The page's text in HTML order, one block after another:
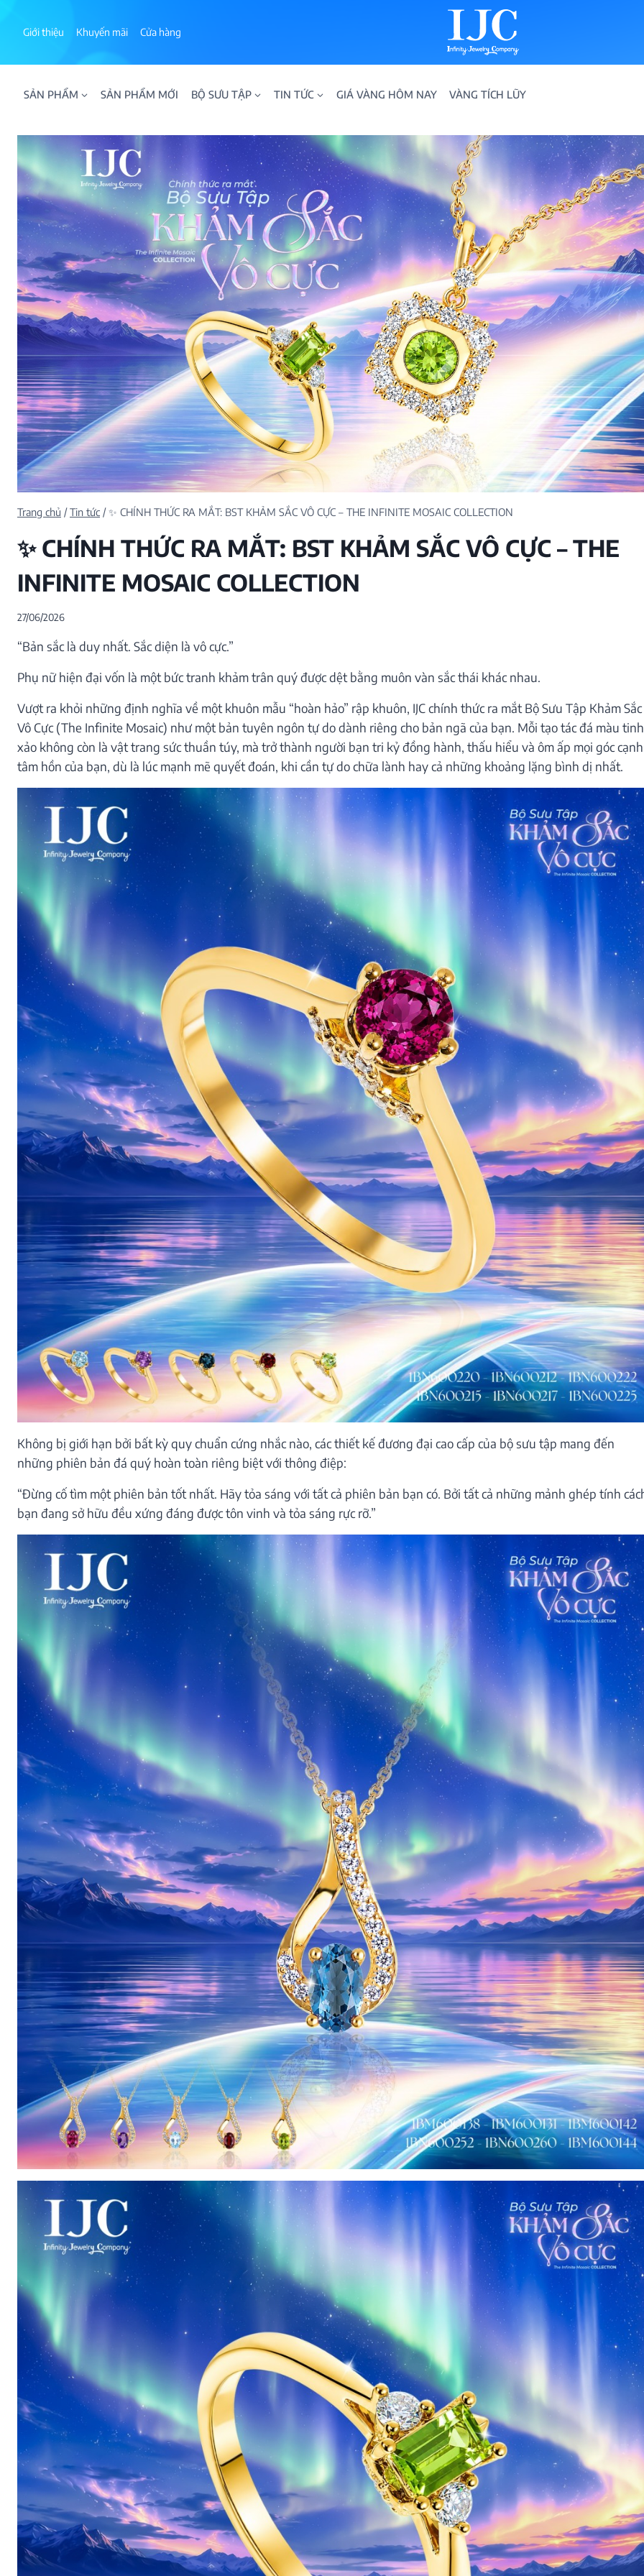
Giới thiệu Khuyến mãi Cửa hàng
SẢN PHẨM SẢN PHẨM MỚI BỘ SƯU TẬP
ALPHA AURA
BST BLOOM
BST NHẪN KIM TIỀN
BST NHẪN NAM
BST SWEETIES
FAMILY COLLECTION
HOA CỦA NẮNG
INITIAL STUDS NEW
KHẢM SẮC VÔ CỰC
KIM DUYÊN
LOVE IN SUMMER
MIELORA
NGUYỆT ẢNH
QUÀ TẶNG MẸ
SHADOW GLEAM
TRANG SỨC ĐI LÀM
TRANG SỨC ĐI TIỆC
VĨNH KẾT
GIỌT SƯƠNG
THE GOLDEN MOON
TIN TỨC GIÁ VÀNG HÔM NAY VÀNG TÍCH LŨY
Trang chủ /Tin tức /✨ CHÍNH THỨC RA MẮT: BST KHẢM SẮC VÔ CỰC – THE INFINITE MOSAIC COLLECTION
✨ CHÍNH THỨC RA MẮT: BST KHẢM SẮC VÔ CỰC – THE
INFINITE MOSAIC COLLECTION
27/06/2026
“Bản sắc là duy nhất. Sắc diện là vô cực.”
Phụ nữ hiện đại vốn là một bức tranh khảm trân quý được dệt bằng muôn vàn sắc thái khác nhau.
Vượt ra khỏi những định nghĩa về một khuôn mẫu “hoàn hảo” rập khuôn, IJC chính thức ra mắt Bộ Sưu Tập Khảm Sắc
Vô Cực (The Infinite Mosaic) như một bản tuyên ngôn tự do dành riêng cho bản ngã của bạn. Mỗi tạo tác đá màu tinh
xảo không còn là vật trang sức thuần túy, mà trở thành người bạn tri kỷ đồng hành, thấu hiểu và ôm ấp mọi góc cạnh
tâm hồn của bạn, dù là lúc mạnh mẽ quyết đoán, khi cần tự do chữa lành hay cả những khoảng lặng bình dị nhất.
Không bị giới hạn bởi bất kỳ quy chuẩn cứng nhắc nào, các thiết kế đương đại cao cấp của bộ sưu tập mang đến
những phiên bản đá quý hoàn toàn riêng biệt với thông điệp:
“Đừng cố tìm một phiên bản tốt nhất. Hãy tỏa sáng với tất cả phiên bản bạn có. Bởi tất cả những mảnh ghép tính
bạn đang sở hữu đều xứng đáng được tôn vinh và tỏa sáng rực rỡ.”